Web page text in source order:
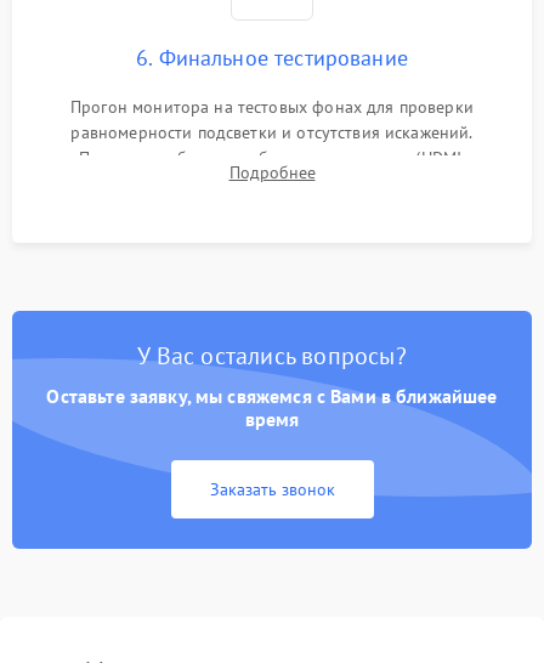
6. Финальное тестирование
Прогон монитора на тестовых фонах для проверки
равномерности подсветки и отсутствия искажений.
Проверка работоспособности всех портов (HDMI,
DisplayPort, VGA) и кнопок управления под нагрузкой в
Подробнее
У Вас остались вопросы?
Оставьте заявку, мы свяжемся с Вами в ближайшее
время
Заказать звонок